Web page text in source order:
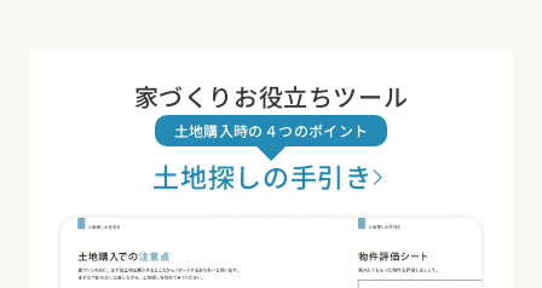
家づくりお役立ちツール
土地購入時の４つのポイント
土地探しの手引き